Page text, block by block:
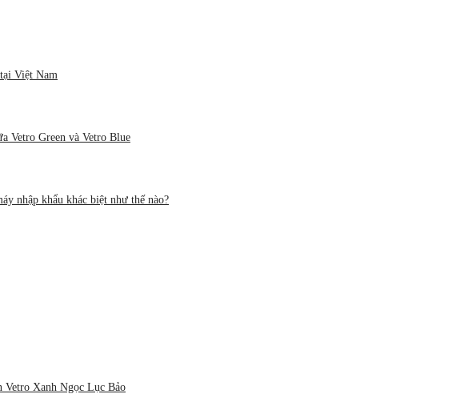
Việt Nam
Vetro Green và Vetro Blue
nhập khẩu khác biệt như thế nào?
Xanh Ngọc Lục Bảo